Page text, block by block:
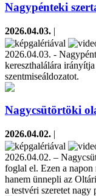
Nagypénteki
2026.04.03. |
2026.04.03. -
kereszthalálára
szentmiseáldozatot.
Nagycsütörtöki
2026.04.02. |
2026.04.02. –
foglal el. Ezen a napon
hanem ünnepli az
a testvéri szeretet nagy